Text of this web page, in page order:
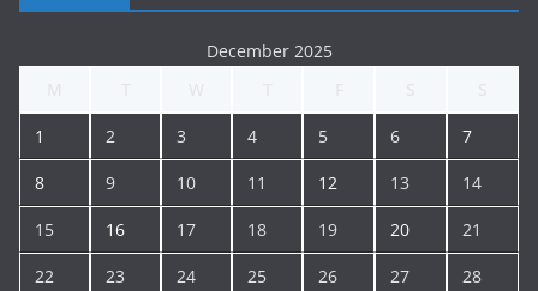
December 2025
1 2 3 4 5 6 7
8 9 10 11 12 13 14
15 16 17 18 19 20 21
22 23 24 25 26 27 28